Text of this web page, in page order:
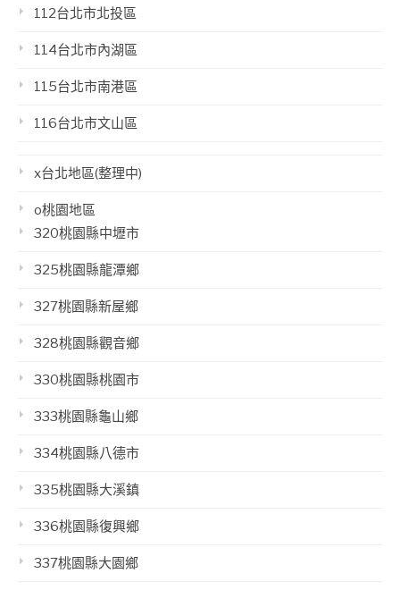
112台北市北投區
114台北市內湖區
115台北市南港區
116台北市文山區
x台北地區(整理中)
o桃園地區
320桃園縣中壢市
325桃園縣龍潭鄉
327桃園縣新屋鄉
328桃園縣觀音鄉
330桃園縣桃園市
333桃園縣龜山鄉
334桃園縣八德市
335桃園縣大溪鎮
336桃園縣復興鄉
337桃園縣大園鄉